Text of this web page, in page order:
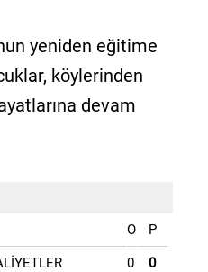
yeniden eğitime
köylerinden
devam
O P
0 0